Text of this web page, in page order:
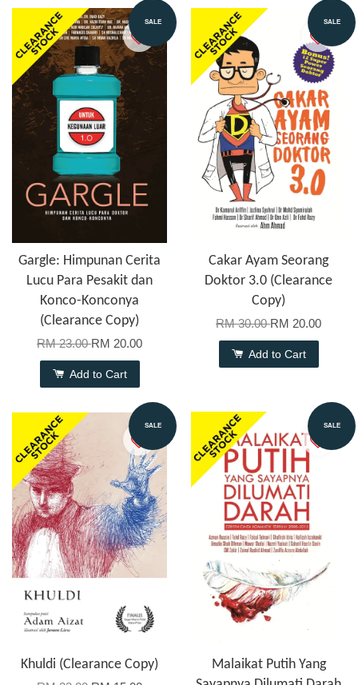
SALE
Gargle: Himpunan Cerita
Lucu Para Pesakit dan
Konco-Konconya
(Clearance Copy)
RM 23.00RM 20.00
Add to Cart
SALE
Cakar Ayam Seorang
Doktor 3.0 (Clearance
Copy)
RM 30.00RM 20.00
Add to Cart
SALE
Khuldi (Clearance Copy)
SALE
Malaikat Putih Yang